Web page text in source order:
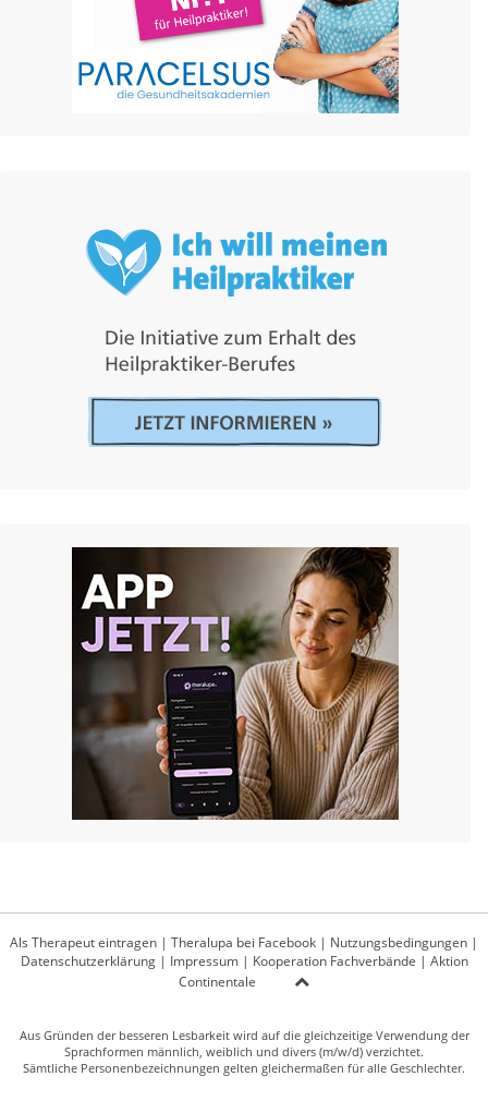
Als Therapeut eintragen | Theralupa bei Facebook | Nutzungsbedingungen |
Datenschutzerklärung| Impressum| Kooperation Fachverbände | Aktion
Continentale
Aus Gründen der besseren Lesbarkeit wird auf die gleichzeitige Verwendung der
Sprachformen männlich, weiblich und divers (m/w/d) verzichtet.
Sämtliche Personenbezeichnungen gelten gleichermaßen für alle Geschlechter.